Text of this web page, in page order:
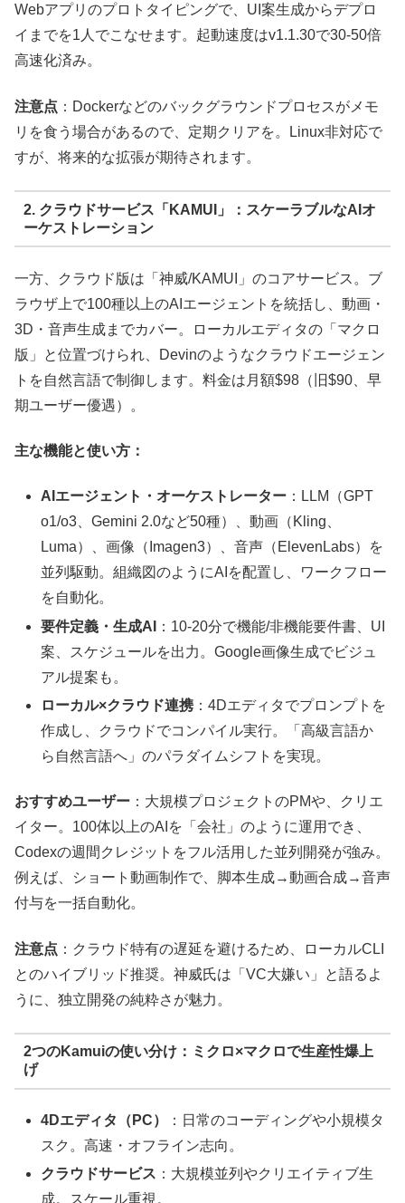
Webアプリのプロトタイピングで、UI案生成からデプロ
イまでを1人でこなせます。起動速度はv1.1.30で30-50倍
高速化済み。
注意点 ：Dockerなどのバックグラウンドプロセスがメモ
リを食う場合があるので、定期クリアを。Linux非対応で
すが、将来的な拡張が期待されます。
2. クラウドサービス「KAMUI」：スケーラブルなAIオ
ーケストレーション
一方、クラウド版は「神威/KAMUI」のコアサービス。ブ
ラウザ上で100種以上のAIエージェントを統括し、動画・
3D・音声生成までカバー。ローカルエディタの「マクロ
版」と位置づけられ、Devinのようなクラウドエージェン
トを自然言語で制御します。料金は月額$98（旧$90、早
期ユーザー優遇）。
主な機能と使い方：
AIエージェント・オーケストレーター ：LLM（GPT
o1/o3、Gemini 2.0など50種）、動画（Kling、
Luma）、画像（Imagen3）、音声（ElevenLabs）を
並列駆動。組織図のようにAIを配置し、ワークフロー
を自動化。
要件定義・生成AI
：10-20分で機能/非機能要件書、UI
案、スケジュールを出力。Google画像生成でビジュ
アル提案も。
ローカル×クラウド連携 ：4Dエディタでプロンプトを
作成し、クラウドでコンパイル実行。「高級言語か
ら自然言語へ」のパラダイムシフトを実現。
おすすめユーザー ：大規模プロジェクトのPMや、クリエ
イター。100体以上のAIを「会社」のように運用でき、
Codexの週間クレジットをフル活用した並列開発が強み。
例えば、ショート動画制作で、脚本生成→動画合成→音声
付与を一括自動化。
注意点 ：クラウド特有の遅延を避けるため、ローカルCLI
とのハイブリッド推奨。神威氏は「VC大嫌い」と語るよ
うに、独立開発の純粋さが魅力。
2つのKamuiの使い分け：ミクロ×マクロで生産性爆上
げ
4Dエディタ（PC）
：日常のコーディングや小規模タ
スク。高速・オフライン志向。
クラウドサービス ：大規模並列やクリエイティブ生
成。スケール重視。